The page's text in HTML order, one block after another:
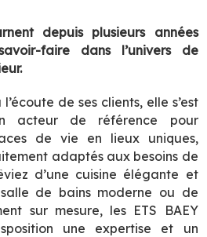
depuis plusieurs années
faire dans l’univers de
de ses clients, elle s’est
acteur de référence pour
de vie en lieux uniques,
adaptés aux besoins de
d’une cuisine élégante et
salle de bains moderne ou de
sur mesure, les ETS BAEY
une expertise et un